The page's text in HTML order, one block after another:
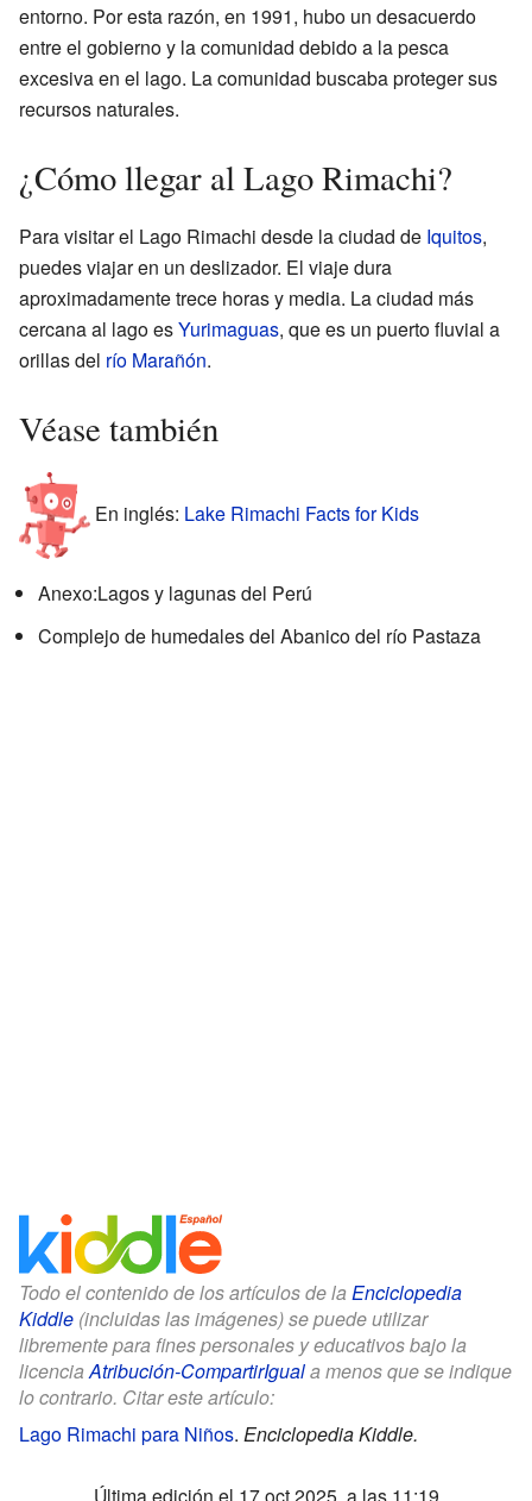
entorno. Por esta razón, en 1991, hubo un desacuerdo
entre el gobierno y la comunidad debido a la pesca
excesiva en el lago. La comunidad buscaba proteger sus
recursos naturales.
¿Cómo llegar al Lago Rimachi?
Para visitar el Lago Rimachi desde la ciudad de Iquitos,
puedes viajar en un deslizador. El viaje dura
aproximadamente trece horas y media. La ciudad más
cercana al lago esYurimaguas, que es un puerto fluvial a
orillas del río Marañón.
Véase también
En inglés: Lake Rimachi Facts for Kids
Anexo:Lagos y lagunas del Perú
Complejo de humedales del Abanico del río Pastaza
Todo el contenido de los artículos de la Enciclopedia
Kiddle (incluidas las imágenes) se puede utilizar
libremente para fines personales y educativos bajo la
licenciaAtribución-CompartirIguala menos que se indique
lo contrario. Citar este artículo:
Lago Rimachi para Niños. Enciclopedia Kiddle.
Última edición el 17 oct 2025, a las 11:19